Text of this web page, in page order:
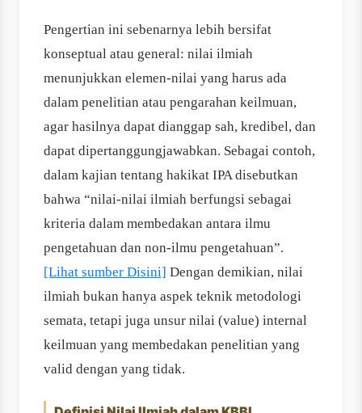
Pengertian ini sebenarnya lebih bersifat
konseptual atau general: nilai ilmiah
menunjukkan elemen-nilai yang harus ada
dalam penelitian atau pengarahan keilmuan,
agar hasilnya dapat dianggap sah, kredibel, dan
dapat dipertanggungjawabkan. Sebagai contoh,
dalam kajian tentang hakikat IPA disebutkan
bahwa “nilai-nilai ilmiah berfungsi sebagai
kriteria dalam membedakan antara ilmu
pengetahuan dan non-ilmu pengetahuan”.
[Lihat sumber Disini] Dengan demikian, nilai
ilmiah bukan hanya aspek teknik metodologi
semata, tetapi juga unsur nilai (value) internal
keilmuan yang membedakan penelitian yang
valid dengan yang tidak.